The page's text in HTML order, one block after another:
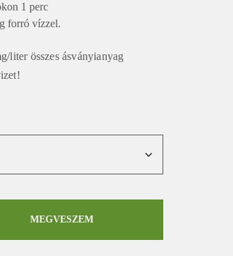
1 perc
forró vízzel.
liter összes ásványianyag
MEGVESZEM